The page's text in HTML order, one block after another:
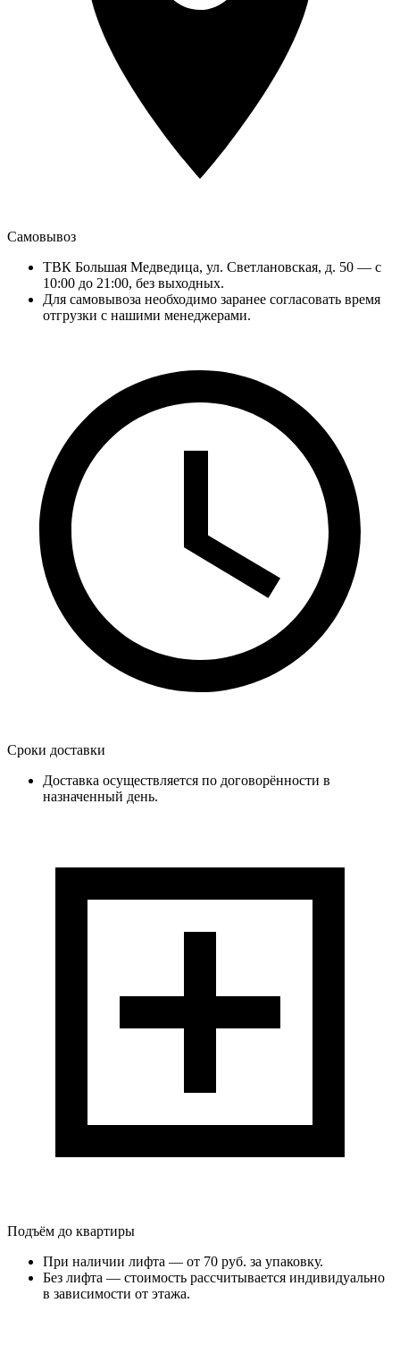
Самовывоз
ТВК Большая Медведица, ул. Светлановская, д. 50 — с
10:00 до 21:00, без выходных.
Для самовывоза необходимо заранее согласовать время
отгрузки с нашими менеджерами.
Сроки доставки
Доставка осуществляется по договорённости в
назначенный день.
Подъём до квартиры
При наличии лифта — от 70 руб. за упаковку.
Без лифта — стоимость рассчитывается индивидуально
в зависимости от этажа.